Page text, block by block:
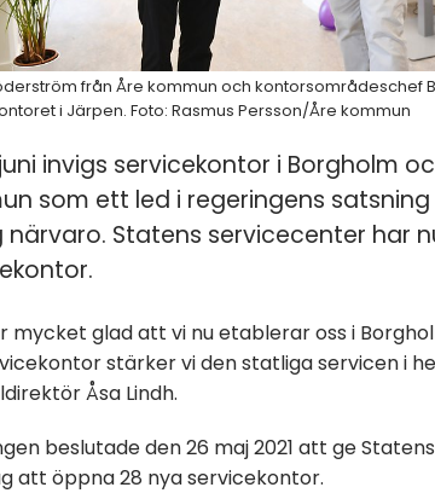
från Åre kommun och kontorsområdeschef
i Järpen. Foto: Rasmus Persson/Åre kommun
invigs servicekontor i Borgholm
som ett led i regeringens
Statens servicecenter har
mycket glad att vi nu etablerar oss i
stärker vi den statliga servicen i
Åsa Lindh.
beslutade den 26 maj 2021 att ge
att öppna 28 nya servicekontor.